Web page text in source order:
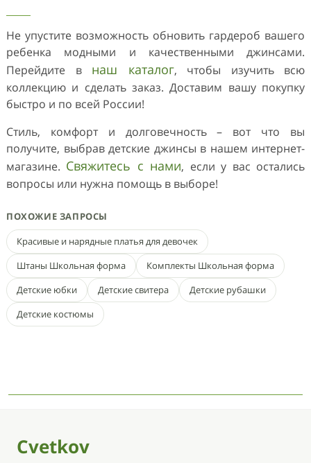
Не упустите возможность обновить гардероб вашего
ребенка модными и качественными джинсами.
Перейдите в наш каталог, чтобы изучить всю
коллекцию и сделать заказ. Доставим вашу покупку
быстро и по всей России!
Стиль, комфорт и долговечность – вот что вы
получите, выбрав детские джинсы в нашем интернет-
магазине. Свяжитесь с нами, если у вас остались
вопросы или нужна помощь в выборе!
ПОХОЖИЕ ЗАПРОСЫ
Красивые и нарядные платья для девочек
Штаны Школьная форма
Комплекты Школьная форма
Детские юбки
Детские свитера
Детские рубашки
Детские костюмы
Cvetkov